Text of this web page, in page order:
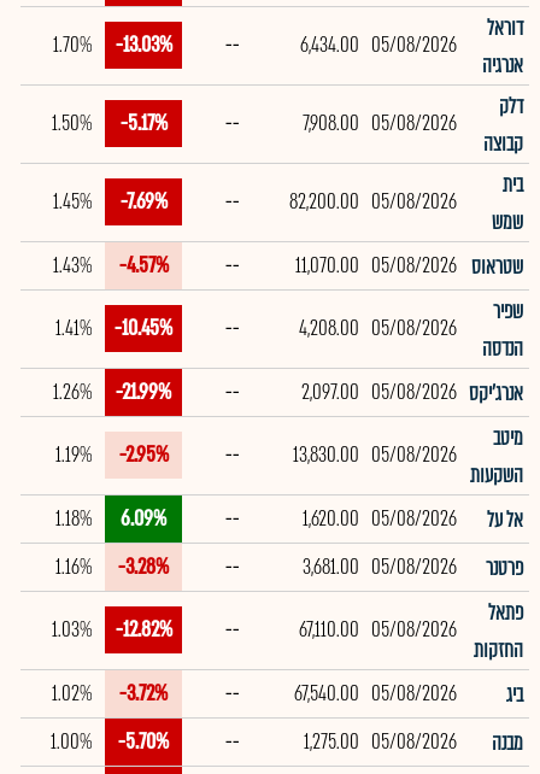
דוראל
אנרגיה
05/08/2026
6,434.00
--
-13.03%
1.70%
דלק
קבוצה
05/08/2026
7,908.00
--
-5.17%
1.50%
בית
שמש
05/08/2026
82,200.00
--
-7.69%
1.45%
שטראוס 05/08/2026
11,070.00
--
-4.57%
1.43%
שפיר
הנדסה
05/08/2026
4,208.00
--
-10.45%
1.41%
אנרג'יקס 05/08/2026
2,097.00
--
-21.99%
1.26%
מיטב
השקעות
05/08/2026
13,830.00
--
-2.95%
1.19%
אל על 05/08/2026
1,620.00
--
6.09%
1.18%
פרטנר
05/08/2026
3,681.00
--
-3.28%
1.16%
פתאל
החזקות
05/08/2026
67,110.00
--
-12.82%
1.03%
ביג 05/08/2026
67,540.00
--
-3.72%
1.02%
מבנה
05/08/2026
1,275.00
--
-5.70%
1.00%